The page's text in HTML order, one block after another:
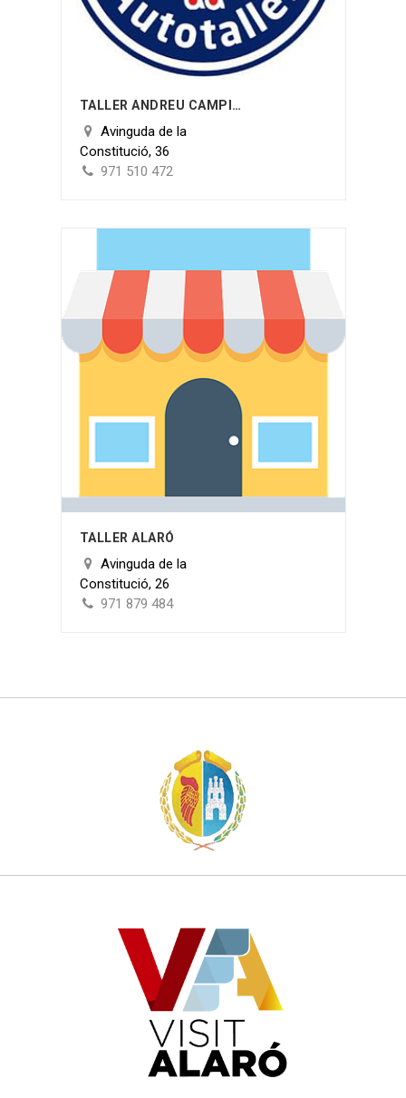
TALLER ANDREU CAMPINS MORRO
Avinguda de la
Constitució, 36
971 510 472
TALLER ALARÓ
Avinguda de la
Constitució, 26
971 879 484